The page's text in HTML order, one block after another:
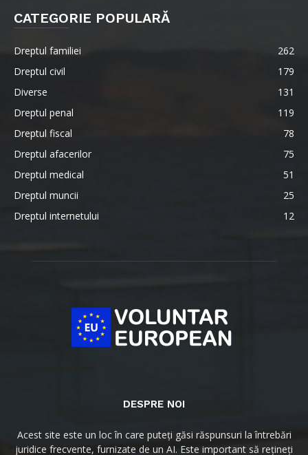
CATEGORIE POPULARĂ
Dreptul familiei
262
Dreptul civil
179
Diverse
131
Dreptul penal
119
Dreptul fiscal
78
Dreptul afacerilor
75
Dreptul medical
51
Dreptul muncii
25
Dreptul internetului
12
DESPRE NOI
Acest site este un loc în care puteți găsi răspunsuri la întrebări
juridice frecvente, furnizate de un AI. Este important să rețineți